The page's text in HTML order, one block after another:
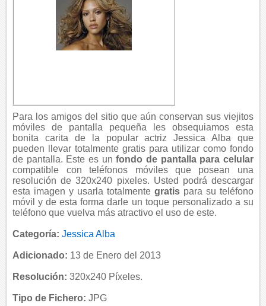
Para los amigos del sitio que aún conservan sus viejitos
móviles de pantalla pequeña les obsequiamos esta
bonita carita de la popular actriz Jessica Alba que
pueden llevar totalmente gratis para utilizar como fondo
de pantalla. Este es unfondo de pantalla para celular
compatible con teléfonos móviles que posean una
resolución de 320x240 pixeles. Usted podrá descargar
esta imagen y usarla totalmente gratispara su teléfono
móvil y de esta forma darle un toque personalizado a su
teléfono que vuelva más atractivo el uso de este.
Categoría: Jessica Alba
Adicionado: 13 de Enero del 2013
Resolución: 320x240 Píxeles.
Tipo de Fichero: JPG